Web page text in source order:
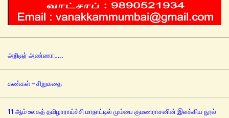
அறிஞர் அண்ணா…..
கண்கள் – சிறுகதை
11 ஆம் உலகத் தமிழாராய்ச்சி மாநாட்டில் மும்பை குமணராசனின் இலக்கிய நூல்